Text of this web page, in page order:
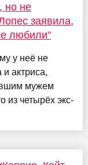
но не
заявила,
любили"
у неё не
актриса,
мужем
из четырёх экс-